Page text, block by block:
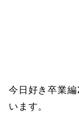
今日好き卒業
います。